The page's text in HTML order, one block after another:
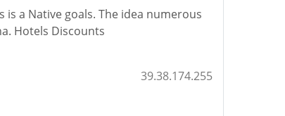
a Native goals. The idea numerous
Hotels Discounts
39.38.174.255